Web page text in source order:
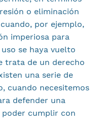
o eliminación
por ejemplo,
imperiosa para
se haya vuelto
trata de un derecho
una serie de
cuando necesitemos
defender una
poder cumplir con